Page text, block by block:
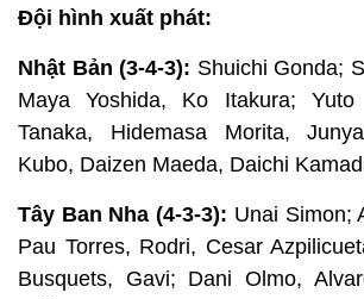
Đội hình xuất phát:
Nhật Bản (3-4-3): Shuichi Gonda;
Maya Yoshida, Ko Itakura; Yuto
Tanaka, Hidemasa Morita,
Kubo, Daizen Maeda, Daichi
Tây Ban Nha (4-3-3): Unai Simon;
Pau Torres, Rodri, Cesar
Busquets, Gavi; Dani Olmo,